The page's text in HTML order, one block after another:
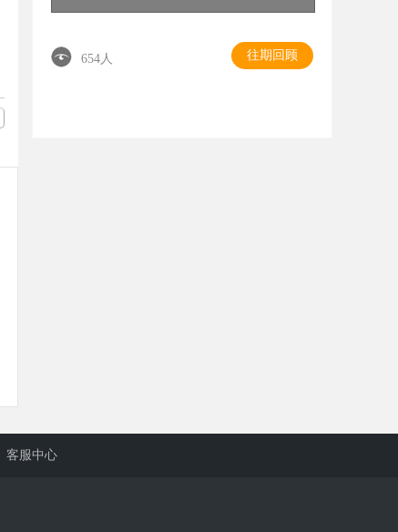
654人 往期回顾
客服中心